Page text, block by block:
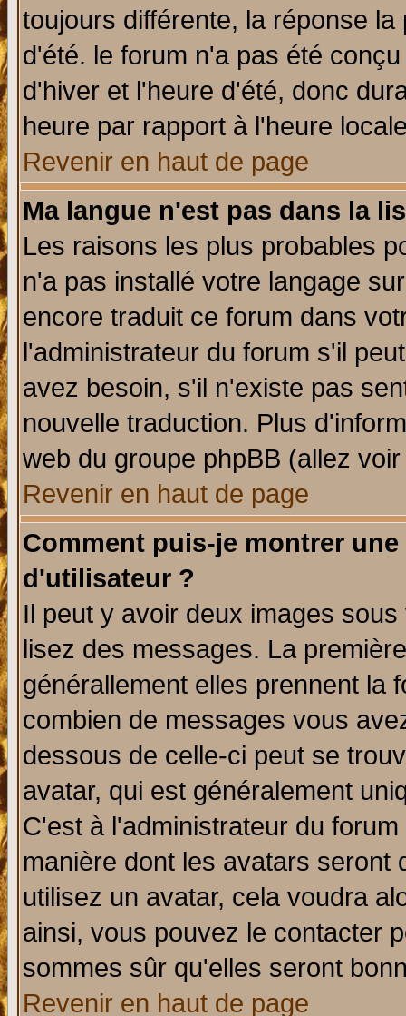
toujours différente, la réponse
d'été. le forum n'a pas été
d'hiver et l'heure d'été, donc
heure par rapport à l'heure
Revenir en haut de page
Ma langue n'est pas dans la
Les raisons les plus probables
n'a pas installé votre langage
encore traduit ce forum dans
l'administrateur du forum s'il
avez besoin, s'il n'existe pas
nouvelle traduction. Plus
web du groupe phpBB (allez
Revenir en haut de page
Comment puis-je montrer
d'utilisateur ?
Il peut y avoir deux images
lisez des messages. La
générallement elles prennent la
combien de messages vous
dessous de celle-ci peut se
avatar, qui est généralement
C'est à l'administrateur du
manière dont les avatars seront
utilisez un avatar, cela voudra
ainsi, vous pouvez le contacter
sommes sûr qu'elles seront
Revenir en haut de page